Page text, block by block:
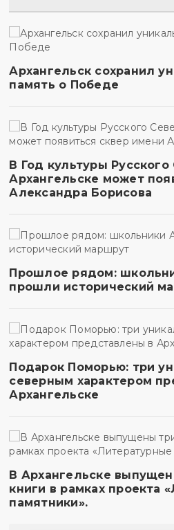
Архангельск сохранил
память о Победе
В Год культуры Русского
Архангельске может
Александра Борисова
Прошлое рядом:
прошли исторический
Подарок Поморью: три
северным характером
Архангельске
В Архангельске
книги в рамках проекта
памятники».